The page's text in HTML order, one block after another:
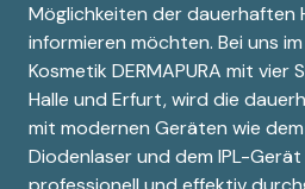
Möglichkeiten der dauerhaften
informieren möchten. Bei uns
Kosmetik DERMAPURA mit vier
Halle und Erfurt, wird die
mit modernen Geräten wie dem
Diodenlaser und dem IPL-